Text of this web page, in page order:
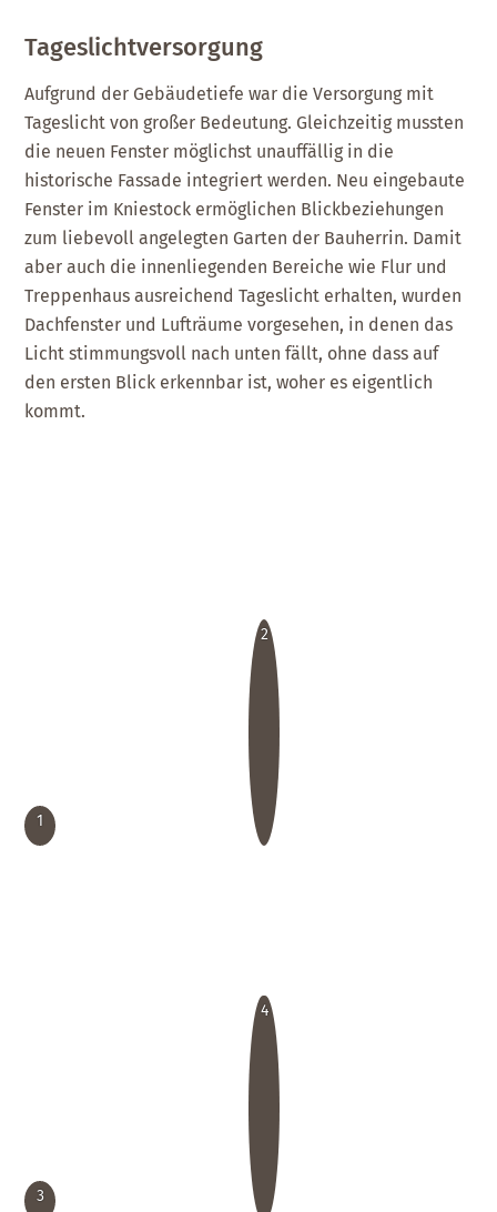
Tageslichtversorgung
Aufgrund der Gebäudetiefe war die Versorgung mit
Tageslicht von großer Bedeutung. Gleichzeitig mussten
die neuen Fenster möglichst unauffällig in die
historische Fassade integriert werden. Neu eingebaute
Fenster im Kniestock ermöglichen Blickbeziehungen
zum liebevoll angelegten Garten der Bauherrin. Damit
aber auch die innenliegenden Bereiche wie Flur und
Treppenhaus ausreichend Tageslicht erhalten, wurden
Dachfenster und Lufträume vorgesehen, in denen das
Licht stimmungsvoll nach unten fällt, ohne dass auf
den ersten Blick erkennbar ist, woher es eigentlich
kommt.
1
2
3
4